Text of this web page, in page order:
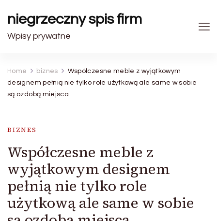
niegrzeczny spis firm
Wpisy prywatne
Home biznes
Współczesne meble z wyjątkowym
designem pełnią nie tylko role użytkową ale same w sobie
są ozdobą miejsca.
BIZNES
Współczesne meble z
wyjątkowym designem
pełnią nie tylko role
użytkową ale same w sobie